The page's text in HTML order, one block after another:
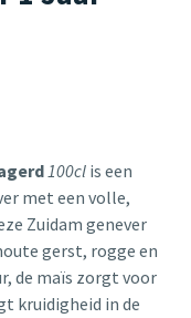
100cl is een
met een volle,
Zuidam genever
gerst, rogge en
de maïs zorgt voor
kruidigheid in de